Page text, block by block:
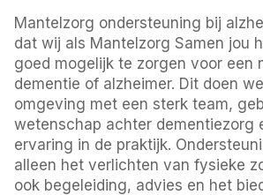
Mantelzorg ondersteuning bij
dat wij als Mantelzorg Samen jou
goed mogelijk te zorgen voor een
dementie of alzheimer. Dit doen
omgeving met een sterk team,
wetenschap achter dementiezorg
ervaring in de praktijk.
alleen het verlichten van fysieke
ook begeleiding, advies en het